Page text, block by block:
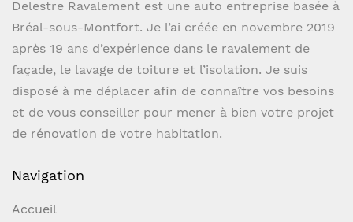
Delestre Ravalement est une auto entreprise basée à
Bréal-sous-Montfort. Je l’ai créée en novembre 2019
après 19 ans d’expérience dans le ravalement de
façade, le lavage de toiture et l’isolation. Je suis
disposé à me déplacer afin de connaître vos besoins
et de vous conseiller pour mener à bien votre projet
de rénovation de votre habitation.
Navigation
Accueil